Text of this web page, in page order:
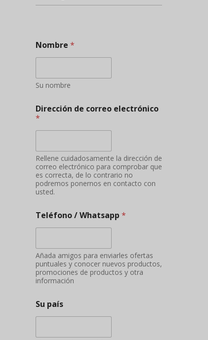
Nombre *
Su nombre
Dirección de correo electrónico
*
Rellene cuidadosamente la dirección de
correo electrónico para comprobar que
es correcta, de lo contrario no
podremos ponernos en contacto con
usted.
Teléfono / Whatsapp *
Añada amigos para enviarles ofertas
puntuales y conocer nuevos productos,
promociones de productos y otra
información
Su país